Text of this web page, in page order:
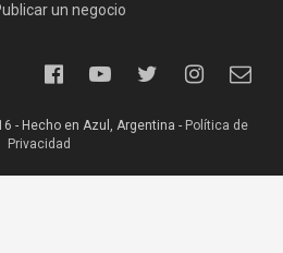
un negocio
- Hecho en Azul, Argentina - Política de
Privacidad